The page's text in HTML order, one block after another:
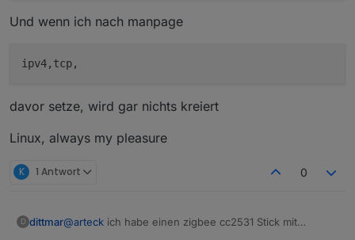
Und wenn ich nach manpage
davor setze, wird gar nichts kreiert
Linux, always my pleasure
K 1 Antwort 0
D dittmar@arteck ich habe einen zigbee cc2531 Stick mit